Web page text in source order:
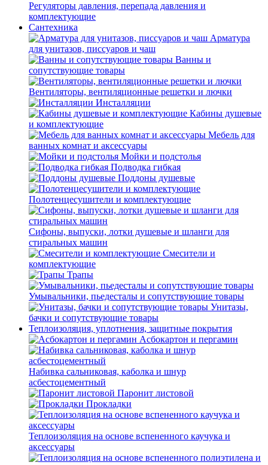
Регуляторы давления, перепада давления и
комплектующие
Сантехника
Арматура
для унитазов, писсуаров и чаш
Ванны и
сопутствующие товары
Вентиляторы, вентиляционные решетки и лючки
Инсталляции
Кабины душевые
и комплектующие
Мебель для
ванных комнат и аксессуары
Мойки и подстолья
Подводка гибкая
Поддоны душевые
Полотенцесушители и комплектующие
Сифоны, выпуски, лотки душевые и шланги для
стиральных машин
Смесители и
комплектующие
Трапы
Умывальники, пьедесталы и сопутствующие товары
Унитазы,
бачки и сопутствующие товары
Теплоизоляция, уплотнения, защитные покрытия
Асбокартон и пергамин
Набивка сальниковая, каболка и шнур
асбестоцементный
Паронит листовой
Прокладки
Теплоизоляция на основе вспененного каучука и
аксессуары